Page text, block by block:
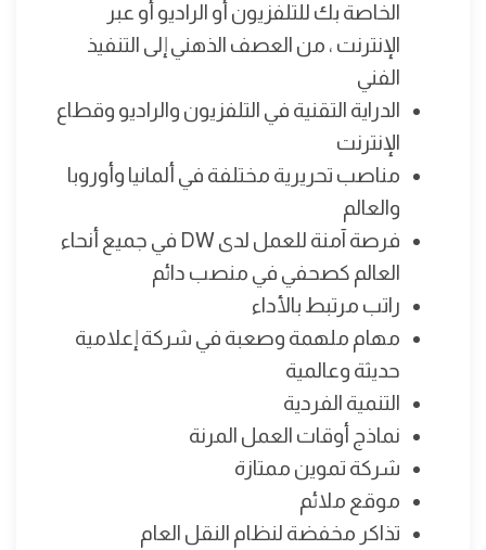
الخاصة بك للتلفزيون أو الراديو أو عبر
الإنترنت ، من العصف الذهني إلى التنفيذ
الفني
الدراية التقنية في التلفزيون والراديو وقطاع
الإنترنت
مناصب تحريرية مختلفة في ألمانيا وأوروبا
والعالم
فرصة آمنة للعمل لدى DW في جميع أنحاء
العالم كصحفي في منصب دائم
راتب مرتبط بالأداء
مهام ملهمة وصعبة في شركة إعلامية
حديثة وعالمية
التنمية الفردية
نماذج أوقات العمل المرنة
شركة تموين ممتازة
موقع ملائم
تذاكر مخفضة لنظام النقل العام